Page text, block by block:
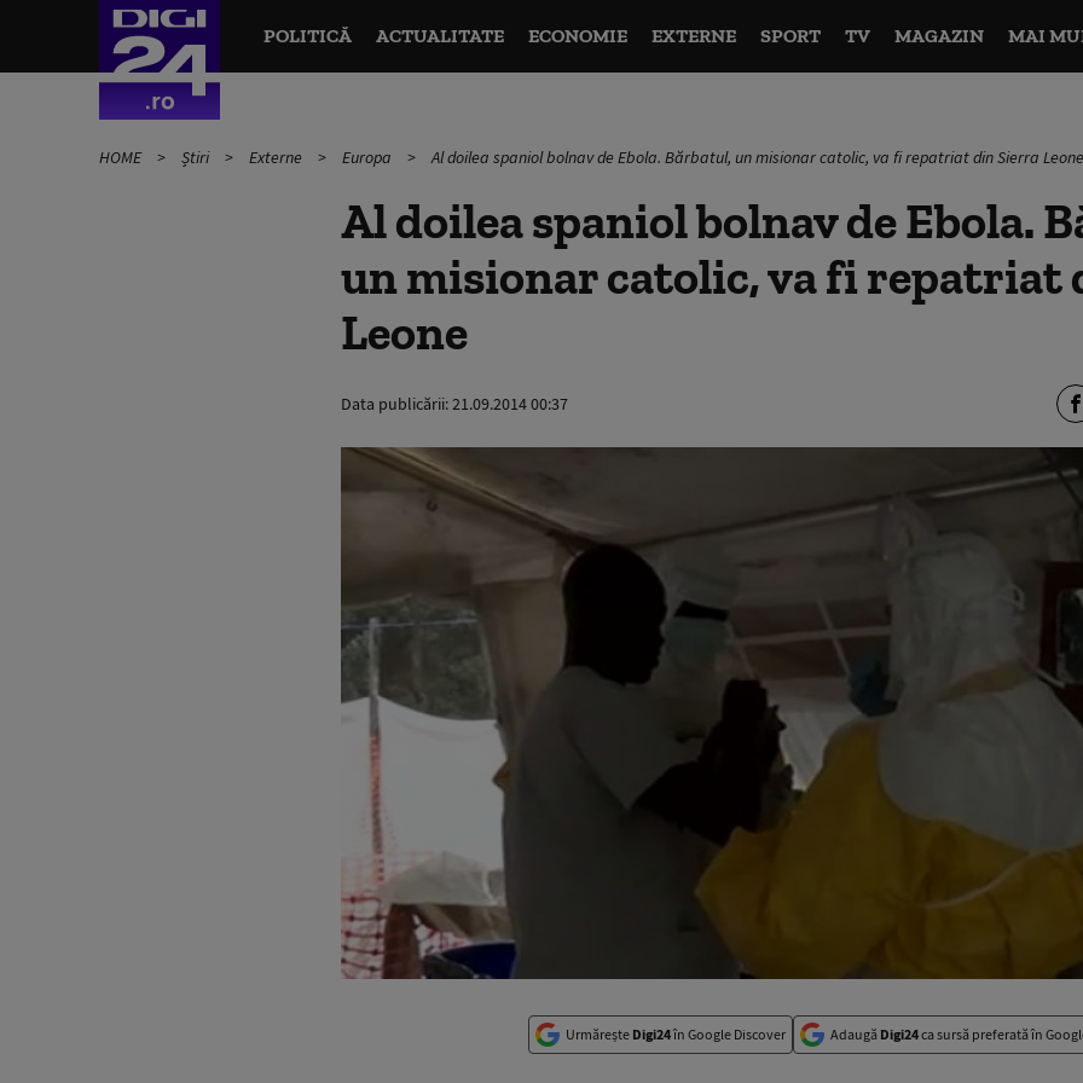
POLITICĂ ACTUALITATE ECONOMIE EXTERNE SPORT TV MAGAZIN MAI
HOME Știri Externe Europa Al doilea spaniol bolnav de Ebola. Bărbatul, un misionar catolic, va fi repatriat din Sierra Leone
Al doilea spaniol bolnav de Ebola.
un misionar catolic, va fi repatriat
Leone
Data publicării:21.09.2014 00:37
Urmărește Digi24în Google Discover Adaugă Digi24ca sursă preferată în